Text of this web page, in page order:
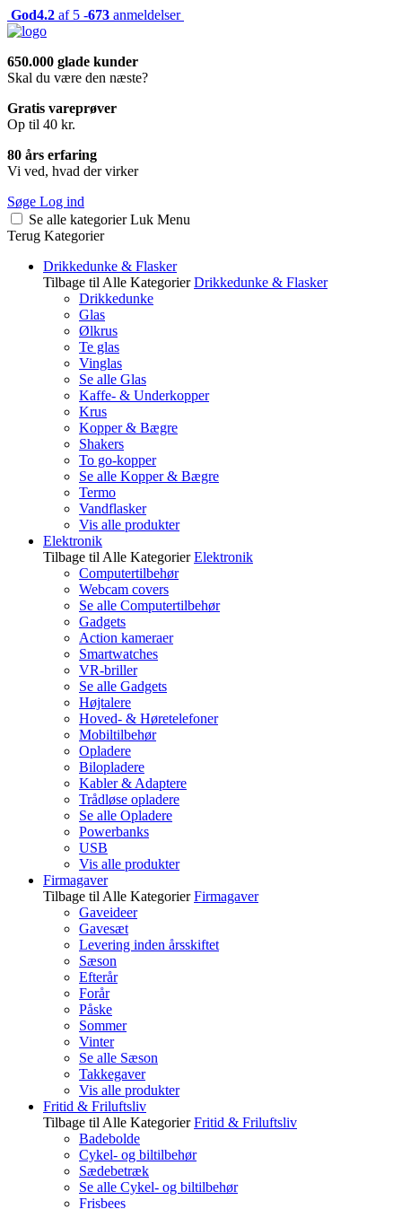
God4.2 af 5 -673 anmeldelser
650.000 glade kunder
Skal du være den næste?
Gratis vareprøver
Op til 40 kr.
80 års erfaring
Vi ved, hvad der virker
Søge Log ind
Se alle kategorier Luk Menu
Terug Kategorier
Drikkedunke & Flasker
Tilbage til Alle Kategorier Drikkedunke & Flasker
Drikkedunke
Glas
Ølkrus
Te glas
Vinglas
Se alle Glas
Kaffe- & Underkopper
Krus
Kopper & Bægre
Shakers
To go-kopper
Se alle Kopper & Bægre
Termo
Vandflasker
Vis alle produkter
Elektronik
Tilbage til Alle Kategorier Elektronik
Computertilbehør
Webcam covers
Se alle Computertilbehør
Gadgets
Action kameraer
Smartwatches
VR-briller
Se alle Gadgets
Højtalere
Hoved- & Høretelefoner
Mobiltilbehør
Opladere
Bilopladere
Kabler & Adaptere
Trådløse opladere
Se alle Opladere
Powerbanks
USB
Vis alle produkter
Firmagaver
Tilbage til Alle Kategorier Firmagaver
Gaveideer
Gavesæt
Levering inden årsskiftet
Sæson
Efterår
Forår
Påske
Sommer
Vinter
Se alle Sæson
Takkegaver
Vis alle produkter
Fritid & Friluftsliv
Tilbage til Alle Kategorier Fritid & Friluftsliv
Badebolde
Cykel- og biltilbehør
Sædebetræk
Se alle Cykel- og biltilbehør
Frisbees